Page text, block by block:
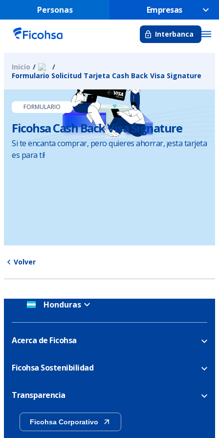
Personas Empresas
Interbanca
Inicio
Formulario Solicitud Tarjeta Cash Back Visa Signature
FORMULARIO
Ficohsa Cash Back Visa Signature
Si te encanta comprar, pero quieres ahorrar, ¡esta tarjeta
es para ti!
Volver
Honduras
Acerca de Ficohsa
Ficohsa Sostenibilidad
Transparencia
Ficohsa Corporativo